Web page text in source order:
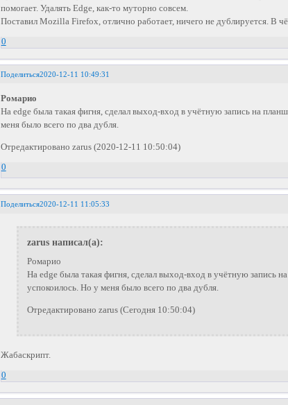
помогает. Удалять Edge, как-то муторно совсем.
Поставил Mozilla Firefox, отлично работает, ничего не дублируется. В
0
Поделиться2020-12-11 10:49:31
Ромарио
На edge была такая фигня, сделал выход-вход в учётную запись на
меня было всего по два дубля.
Отредактировано zarus (2020-12-11 10:50:04)
0
Поделиться2020-12-11 11:05:33
zarus написал(а):
Ромарио
На edge была такая фигня, сделал выход-вход в учётную запись
успокоилось. Но у меня было всего по два дубля.
Отредактировано zarus (Сегодня 10:50:04)
Жабаскрипт.
0